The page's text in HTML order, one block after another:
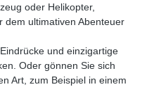
oder Helikopter,
dem ultimativen Abenteuer
und einzigartige
Oder gönnen Sie sich
Art, zum Beispiel in einem